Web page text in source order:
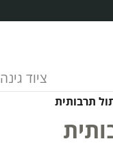
ציוד גינה
תרבותית